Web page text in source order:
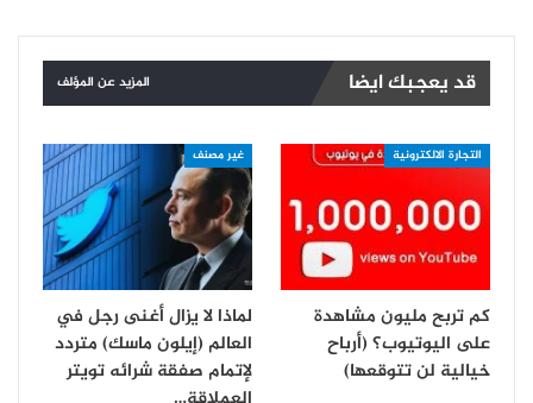
قد يعجبك ايضا المزيد عن المؤلف
التجارة الالكترونية
كم تربح مليون مشاهدة
على اليوتيوب؟ (أرباح
خيالية لن تتوقعها)
غير مصنف
لماذا لا يزال أغنى رجل في
العالم (إيلون ماسك) متردد
لإتمام صفقة شرائه تويتر